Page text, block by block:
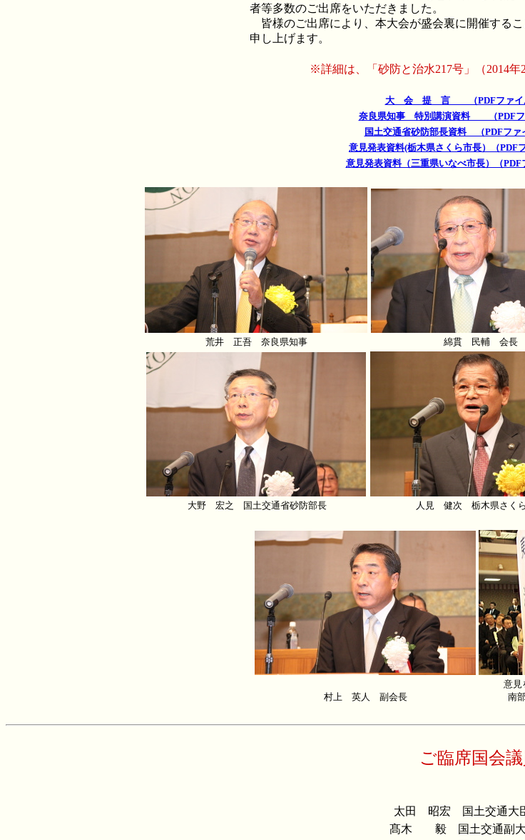
者等多数のご出席をいただきました。
皆様のご出席により、本大会が盛会裏に開催する
申し上げます。
※詳細は、「砂防と治水217号」（2014年
大 会 提 言 （PDFファイ
奈良県知事 特別講演資料 （PDFフ
国土交通省砂防部長資料 （PDFファ
意見発表資料(栃木県さくら市長）（PDF
意見発表資料（三重県いなべ市長）（PDF
荒井 正吾 奈良県知事 綿貫 民輔 会長
大野 宏之 国土交通省砂防部長 人見 健次 栃木県さく
村上 英人 副会長
意
南
ご臨席国会議
太田 昭宏 国土交通大
髙木 毅 国土交通副大